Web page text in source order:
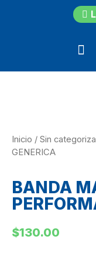
Inicio / Sin
GENERICA
BANDA
$130.00